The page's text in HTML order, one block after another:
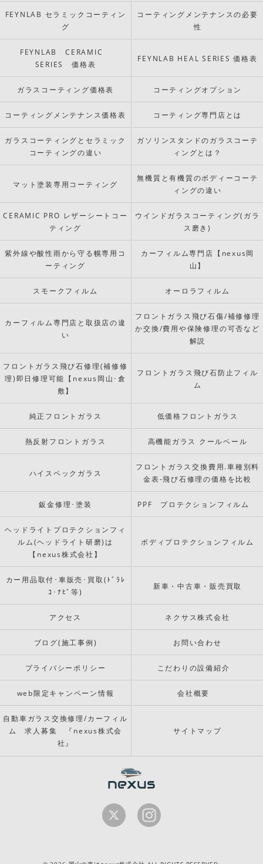
FEYNLAB セラミックコーティン
グ
コーティングメンテナンスの必要
性
FEYNLAB CERAMIC
SERIES 価格表
FEYNLAB HEAL SERIES 価格表
ガラスコーティング価格表 コーティングオプション
コーティングメンテナンス価格表 コーティング専門店とは
ガラスコーティングとセラミック
コーティングの違い
ガソリンスタンドのガラスコーテ
ィングとは？
マット塗装専用コーティング
無機質と有機質のボディーコーテ
ィングの違い
CERAMIC PRO レザーシートコー
ティング
ウインドガラスコーティング(ガラ
ス磨き)
紫外線や酸性雨から守る幌専用コ
ーティング
カーフィルム専門店【nexus岡
山】
スモークフィルム オーロラフィルム
カーフィルム専門店と取扱店の違
い
フロントガラス飛び石傷/補修修理
か交換/費用や保険修理の可否など
解説
フロントガラス飛び石修理(補修修
理)即日修理可能【nexus岡山･倉
敷】
フロントガラス飛び石防止フィル
ム
純正フロントガラス 低価格フロントガラス
熱反射フロントガラス 高機能ガラス クールベール
ハイスペックガラス
フロントガラス交換費用.車種別料
金表-飛び石修理の価格を比較
鈑金修理･塗装 PPF プロテクションフィルム
ヘッドライトプロテクションフィ
ルム(ヘッドライト研磨)は
【nexus株式会社】
ボディプロテクションフィルム
カー用品取付･車販売･買取(ﾄﾞﾗﾚ
ｺ･ﾅﾋﾞ等)
新車・中古車・販売買取
アクセス ネクサス株式会社
ブログ(施工事例) お問い合わせ
プライバシーポリシー こだわりの設備紹介
web限定キャンペーン情報 会社概要
自動車ガラス交換修理/カーフィル
ム 求人募集 『nexus株式会
社』
サイトマップ